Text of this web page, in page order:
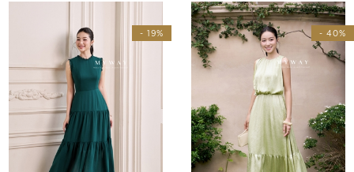
Mua Ngay
- 19% - 40%